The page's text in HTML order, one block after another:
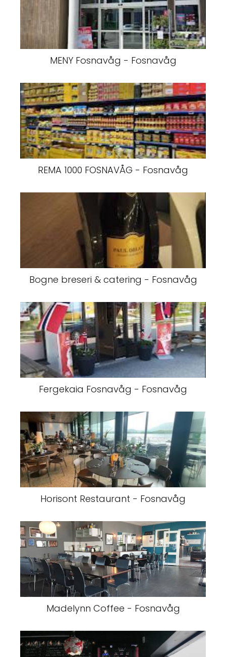
MENY Fosnavåg - Fosnavåg
REMA 1000 FOSNAVÅG - Fosnavåg
Bogne breseri & catering - Fosnavåg
Fergekaia Fosnavåg - Fosnavåg
Horisont Restaurant - Fosnavåg
Madelynn Coffee - Fosnavåg